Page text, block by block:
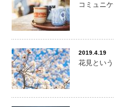
コミュニ
2019.4.19
花見とい